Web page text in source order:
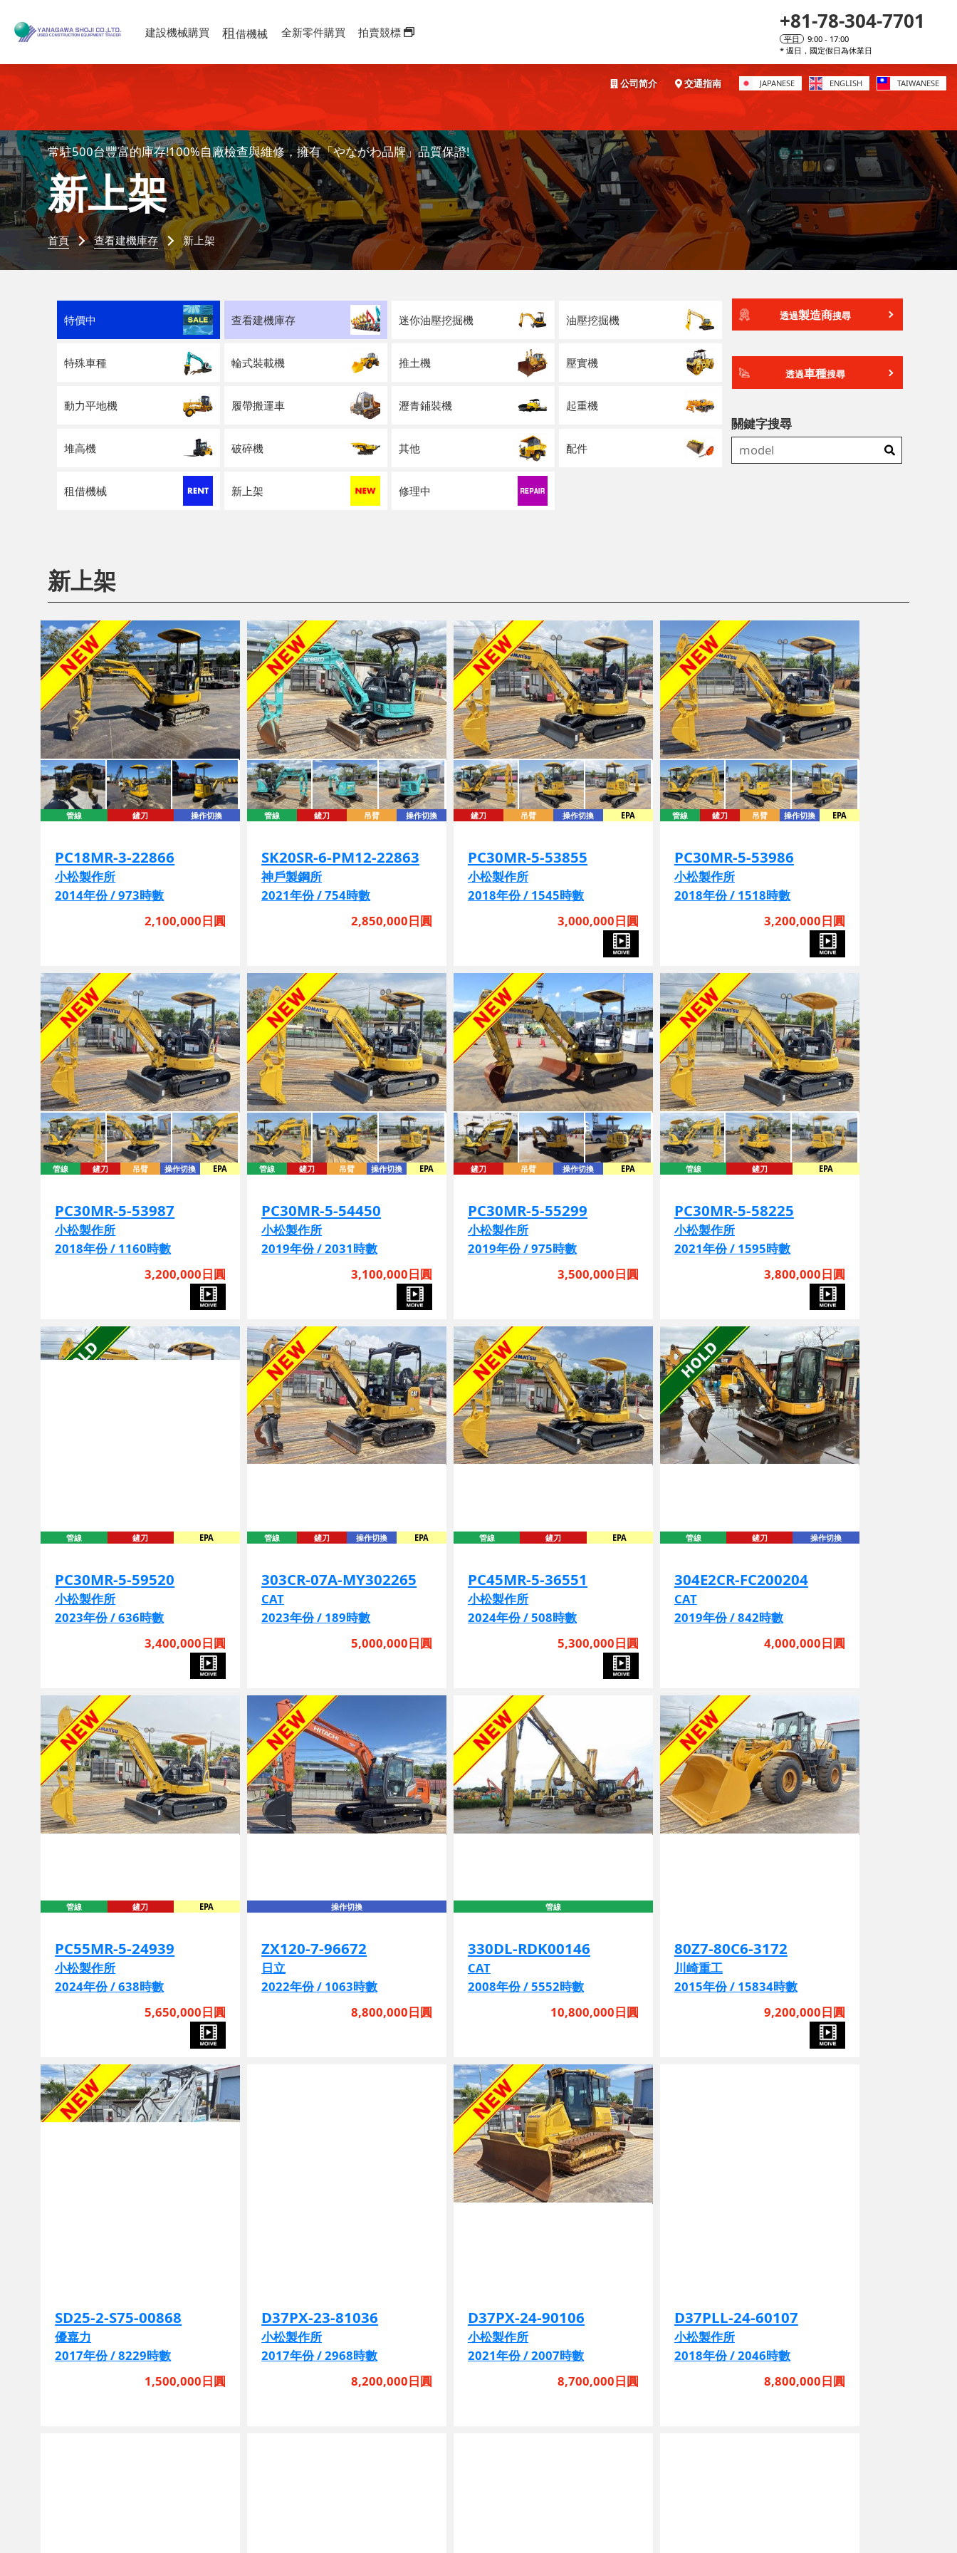
建設機械購買 租借機械 全新零件購買 拍賣競標 +81-78-304-7701
平日
9:00 - 17:00
* 週日，國定假日為休業日
公司简介 交通指南 JAPANESE ENGLISH TAIWANESE
常駐500台豐富的庫存!100%自廠檢查與維修，擁有「やながわ品牌」品質保證!
新上架
首頁 查看建機庫存 新上架
特價中 查看建機庫存 迷你油壓挖掘機 油壓挖掘機
特殊車種 輪式裝載機 推土機 壓實機
動力平地機 履帶搬運車 瀝青鋪裝機 起重機
堆高機 破碎機 其他 配件
租借機械 新上架 修理中
透過製造商搜尋
透過車種搜尋
關鍵字搜尋
新上架
管線 鏟刀 操作切換
PC18MR-3-22866
小松製作所
2014年份 / 973時數
2,100,000日圓
管線 鏟刀 吊臂 操作切換
SK20SR-6-PM12-22863
神戶製鋼所
2021年份 / 754時數
2,850,000日圓
鏟刀 吊臂 操作切換 EPA
PC30MR-5-53855
小松製作所
2018年份 / 1545時數
3,000,000日圓
管線 鏟刀 吊臂 操作切換 EPA
PC30MR-5-53986
小松製作所
2018年份 / 1518時數
3,200,000日圓
管線 鏟刀 吊臂 操作切換 EPA
PC30MR-5-53987
小松製作所
2018年份 / 1160時數
3,200,000日圓
管線 鏟刀 吊臂 操作切換 EPA
PC30MR-5-54450
小松製作所
2019年份 / 2031時數
3,100,000日圓
鏟刀 吊臂 操作切換 EPA
PC30MR-5-55299
小松製作所
2019年份 / 975時數
3,500,000日圓
管線 鏟刀 EPA
PC30MR-5-58225
小松製作所
2021年份 / 1595時數
3,800,000日圓
小松製作所
2023年份 / 636時數
3,400,000日圓
CAT
2023年份 / 189時數
5,000,000日圓
小松製作所
2024年份 / 508時數
5,300,000日圓
CAT
2019年份 / 842時數
4,000,000日圓
PC55MR-5-24939
2024年份 / 638時數
5,650,000日圓
ZX120-7-96672
2022年份 / 1063時數
8,800,000日圓
330DL-RDK00146
2008年份 / 5552時數
10,800,000日圓
2015年份 / 15834時數
9,200,000日圓
2021年份 / 2007時數
8,700,000日圓
2018年份 / 2046時數
8,800,000日圓